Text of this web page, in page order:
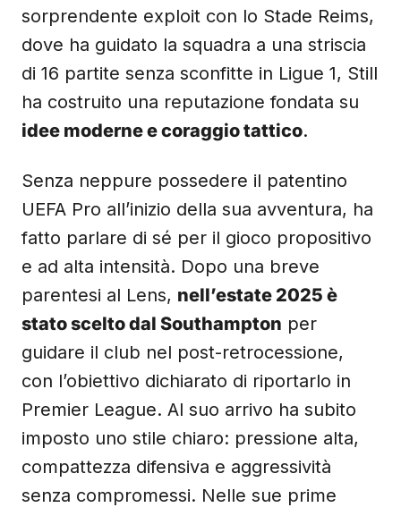
sorprendente exploit con lo Stade Reims,
dove ha guidato la squadra a una striscia
di 16 partite senza sconfitte in Ligue 1, Still
ha costruito una reputazione fondata su
idee moderne e coraggio tattico.
Senza neppure possedere il patentino
UEFA Pro all’inizio della sua avventura, ha
fatto parlare di sé per il gioco propositivo
e ad alta intensità. Dopo una breve
parentesi al Lens, nell’estate 2025 è
stato scelto dal Southampton per
guidare il club nel post-retrocessione,
con l’obiettivo dichiarato di riportarlo in
Premier League. Al suo arrivo ha subito
imposto uno stile chiaro: pressione alta,
compattezza difensiva e aggressività
senza compromessi. Nelle sue prime